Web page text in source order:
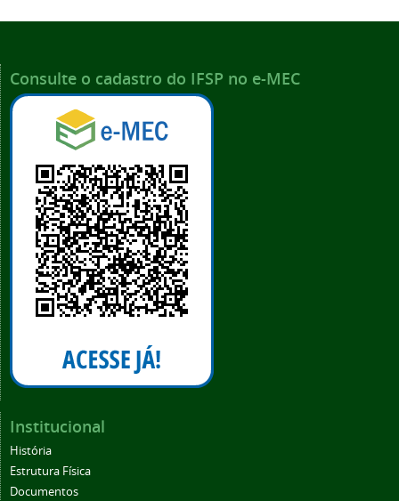
Consulte o cadastro do IFSP no e-MEC
Institucional
História
Estrutura Física
Documentos